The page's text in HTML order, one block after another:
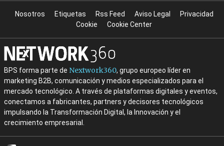
Nosotros Etiquetas Rss Feed Aviso Legal
Privacidad
Cookie
Cookie Center
BPS forma parte de Nextwork360, grupo europeo líder en
marketing B2B, comunicación y medios especializados para el
mercado tecnológico. A través de plataformas digitales y eventos,
conectamos a fabricantes, partners y decisores tecnológicos
impulsando la Transformación Digital, la Innovación y el
crecimiento empresarial.